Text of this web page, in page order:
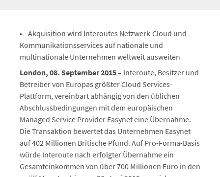
• Akquisition wird Interoutes Netzwerk-Cloud und
Kommunikationsservices auf nationale und
multinationale Unternehmen weltweit ausweiten
London, 08. September 2015 – Interoute, Besitzer und
Betreiber von Europas größter Cloud Services-
Plattform, vereinbart abhängig von den üblichen
Abschlussbedingungen mit dem europäischen
Managed Service Provider Easynet eine Übernahme.
Die Transaktion bewertet das Unternehmen Easynet
auf 402 Millionen Britische Pfund. Auf Pro-Forma-Basis
würde Interoute nach erfolgter Übernahme ein
Gesamteinkommen von über 700 Millionen Euro in den